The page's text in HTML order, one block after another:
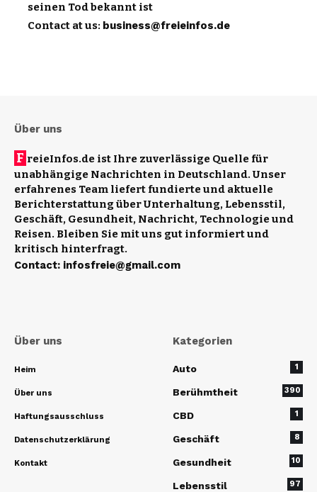
seinen Tod bekannt ist
Contact at us: business@freieinfos.de
Über uns
F reieInfos.de ist Ihre zuverlässige Quelle für
unabhängige Nachrichten in Deutschland. Unser
erfahrenes Team liefert fundierte und aktuelle
Berichterstattung über Unterhaltung, Lebensstil,
Geschäft, Gesundheit, Nachricht, Technologie und
Reisen. Bleiben Sie mit uns gut informiert und
kritisch hinterfragt.
Contact: infosfreie@gmail.com
Über uns
Heim
Über uns
Haftungsausschluss
Datenschutzerklärung
Kontakt
Kategorien
Auto 1
Berühmtheit 390
CBD 1
Geschäft 8
Gesundheit 10
Lebensstil 97